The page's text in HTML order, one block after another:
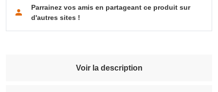
Parrainez vos amis en partageant ce produit sur
d'autres sites !
Voir la description